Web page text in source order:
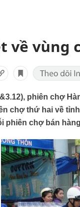
về vùng
phiên chợ
chợ thứ hai về
phiên chợ bán